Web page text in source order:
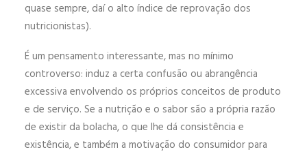
quase sempre, daí o alto índice de reprovação dos
nutricionistas).
É um pensamento interessante, mas no mínimo
controverso: induz a certa confusão ou abrangência
excessiva envolvendo os próprios conceitos de produto
e de serviço. Se a nutrição e o sabor são a própria razão
de existir da bolacha, o que lhe dá consistência e
existência, e também a motivação do consumidor para